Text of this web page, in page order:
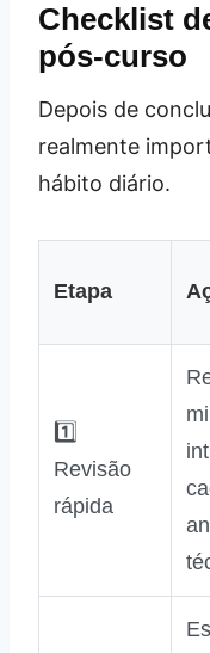
Checklist
pós‑curso
Depois de
realmente
hábito diário.
Etapa
1️⃣
Revisão
rápida